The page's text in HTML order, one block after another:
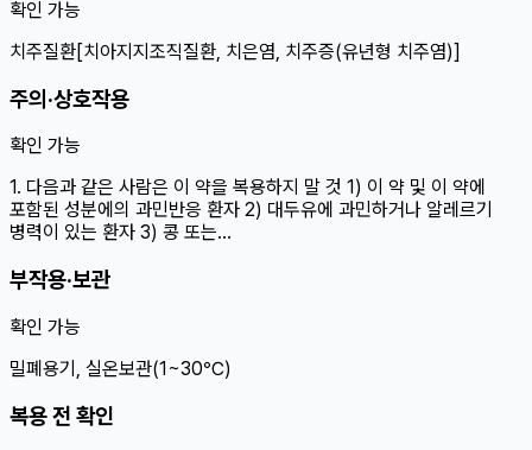
확인 가능
치주질환[치아지지조직질환, 치은염, 치주증(유년형 치주염)]
주의·상호작용
확인 가능
1. 다음과 같은 사람은 이 약을 복용하지 말 것 1) 이 약 및 이 약에
포함된 성분에의 과민반응 환자 2) 대두유에 과민하거나 알레르기
병력이 있는 환자 3) 콩 또는…
부작용·보관
확인 가능
밀폐용기, 실온보관(1~30℃)
복용 전 확인